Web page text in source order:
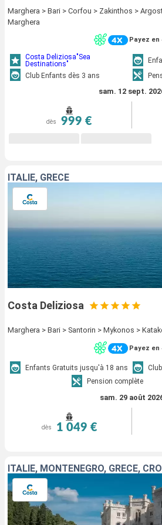
Marghera > Bari > Corfou > Zakinthos >
Marghera
Payez en
Costa Deliziosa"Sea
Destinations"
Club Enfants dès 3 ans
sam. 12 sept.
dès 999 €
ITALIE, GRÈCE
Costa Deliziosa
Marghera > Bari > Santorin > Mykonos >
Payez en
Enfants Gratuits jusqu'à 18 ans
Pension complète
sam. 29 août
dès 1 049 €
ITALIE, MONTENEGRO, GRÈCE,